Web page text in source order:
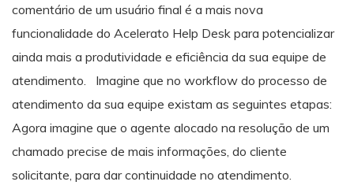
comentário de um usuário final é a mais nova
funcionalidade do Acelerato Help Desk para potencializar
ainda mais a produtividade e eficiência da sua equipe de
atendimento. Imagine que no workflow do processo de
atendimento da sua equipe existam as seguintes etapas:
Agora imagine que o agente alocado na resolução de um
chamado precise de mais informações, do cliente
solicitante, para dar continuidade no atendimento.